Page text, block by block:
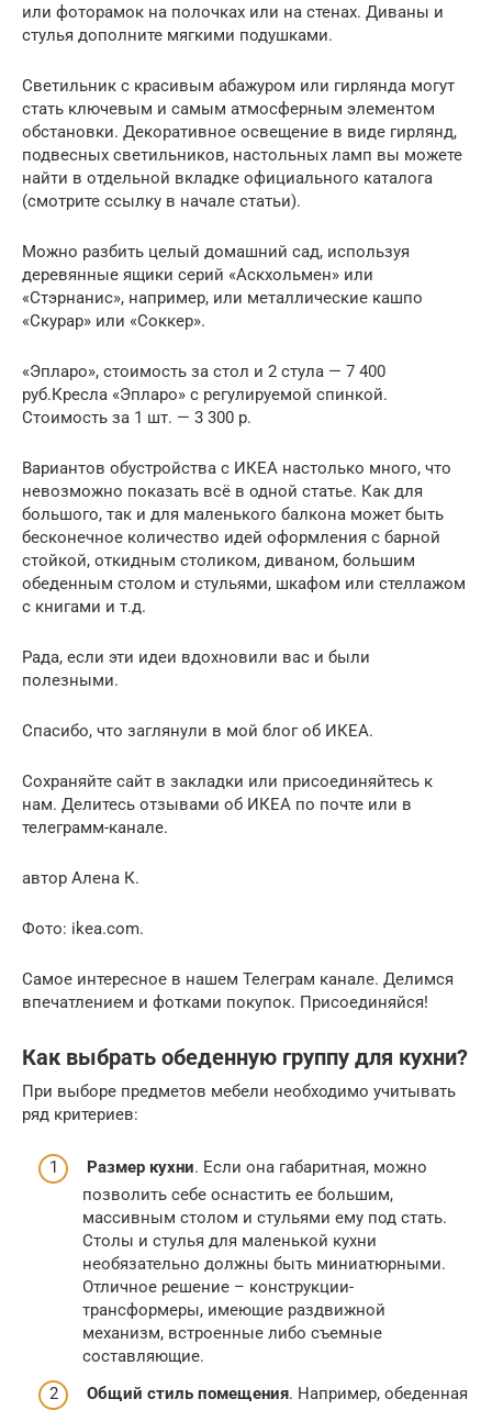
или фоторамок на полочках или на стенах. Диваны и
стулья дополните мягкими подушками.
Светильник с красивым абажуром или гирлянда могут
стать ключевым и самым атмосферным элементом
обстановки. Декоративное освещение в виде гирлянд,
подвесных светильников, настольных ламп вы можете
найти в отдельной вкладке официального каталога
(смотрите ссылку в начале статьи).
Можно разбить целый домашний сад, используя
деревянные ящики серий «Аскхольмен» или
«Стэрнанис», например, или металлические кашпо
«Скурар» или «Соккер».
«Эпларо», стоимость за стол и 2 стула — 7 400
руб.Кресла «Эпларо» с регулируемой спинкой.
Стоимость за 1 шт. — 3 300 р.
Вариантов обустройства с ИКЕА настолько много, что
невозможно показать всё в одной статье. Как для
большого, так и для маленького балкона может быть
бесконечное количество идей оформления с барной
стойкой, откидным столиком, диваном, большим
обеденным столом и стульями, шкафом или стеллажом
с книгами и т.д.
Рада, если эти идеи вдохновили вас и были
полезными.
Спасибо, что заглянули в мой блог об ИКЕА.
Сохраняйте сайт в закладки или присоединяйтесь к
нам. Делитесь отзывами об ИКЕА по почте или в
телеграмм-канале.
автор Алена К.
Фото: ikea.com.
Самое интересное в нашем Телеграм канале. Делимся
впечатлением и фотками покупок. Присоединяйся!
Как выбрать обеденную группу для кухни?
При выборе предметов мебели необходимо учитывать
ряд критериев:
Размер кухни. Если она габаритная, можно
позволить себе оснастить ее большим,
массивным столом и стульями ему под стать.
Столы и стулья для маленькой кухни
необязательно должны быть миниатюрными.
Отличное решение – конструкции-
трансформеры, имеющие раздвижной
механизм, встроенные либо съемные
составляющие.
Общий стиль помещения. Например, обеденная